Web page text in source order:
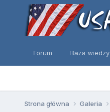
Forum Baza wiedzy
Strona główna Galeria